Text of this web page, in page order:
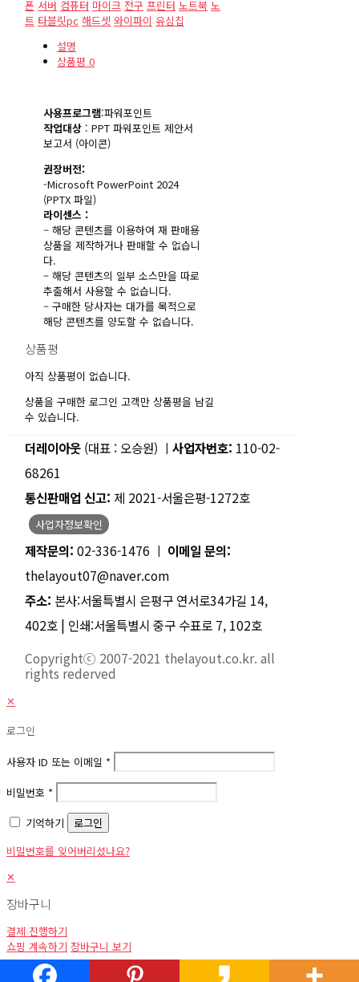
폰 서버 컴퓨터 마이크 전구 프린터 노트북 노
트 타블릿pc 해드셋 와이파이 유심칩
설명
상품평 0
사용프로그램:파워포인트
작업대상 : PPT 파워포인트 제안서
보고서 (아이콘)
권장버전:
-Microsoft PowerPoint 2024
(PPTX 파일)
라이센스 :
– 해당 콘텐츠를 이용하여 재 판매용
상품을 제작하거나 판매할 수 없습니
다.
– 해당 콘텐츠의 일부 소스만을 따로
추출해서 사용할 수 없습니다.
– 구매한 당사자는 대가를 목적으로
해당 콘텐츠를 양도할 수 없습니다.
상품평
아직 상품평이 없습니다.
상품을 구매한 로그인 고객만 상품평을 남길
수 있습니다.
더레이아웃 (대표 : 오승원) ㅣ 사업자번호: 110-02-
68261
통신판매업 신고: 제 2021-서울은평-1272호
사업자정보확인
제작문의: 02-336-1476 ㅣ 이메일 문의:
thelayout07@naver.com
주소: 본사:서울특별시 은평구 연서로34가길 14,
402호 | 인쇄:서울특별시 중구 수표로 7, 102호
Copyrightⓒ 2007-2021 thelayout.co.kr. all
rights rederved
✕
로그인
사용자 ID 또는 이메일 *
비밀번호 *
기억하기
로그인
비밀번호를 잊어버리셨나요?
✕
장바구니
결제 진행하기
쇼핑 계속하기 장바구니 보기